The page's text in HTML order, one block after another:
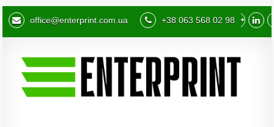
office@enterprint.com.ua +38 063 568 02 98